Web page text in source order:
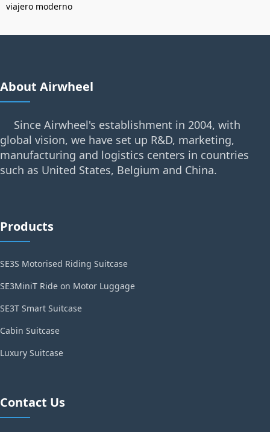
viajero moderno
About Airwheel
Since Airwheel's establishment in 2004, with
global vision, we have set up R&D, marketing,
manufacturing and logistics centers in countries
such as United States, Belgium and China.
Products
SE3S Motorised Riding Suitcase
SE3MiniT Ride on Motor Luggage
SE3T Smart Suitcase
Cabin Suitcase
Luxury Suitcase
Contact Us